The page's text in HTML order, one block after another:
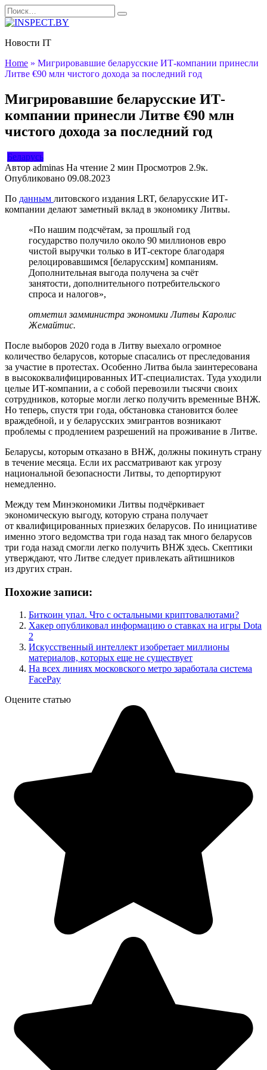
Перейти
к
Search
for:
Новости IT
Home » Мигрировавшие беларусские ИТ-компании принесли
Литве €90 млн чистого дохода за последний год
Мигрировавшие беларусские ИТ-
компании принесли Литве €90 млн
чистого дохода за последний год
Беларусь
Автор adminas На чтение 2 мин Просмотров 2.9к.
Опубликовано 09.08.2023
По данным литовского издания LRT, беларусские ИТ-
компании делают заметный вклад в экономику Литвы.
«По нашим подсчётам, за прошлый год
государство получило около 90 миллионов евро
чистой выручки только в ИТ-секторе благодаря
релоцировавшимся [беларусским] компаниям.
Дополнительная выгода получена за счёт
занятости, дополнительного потребительского
спроса и налогов»,
отметил замминистра экономики Литвы Каролис
Жемайтис.
После выборов 2020 года в Литву выехало огромное
количество беларусов, которые спасались от преследования
за участие в протестах. Особенно Литва была заинтересована
в высококвалифицированных ИТ-специалистах. Туда уходили
целые ИТ-компании, а с собой перевозили тысячи своих
сотрудников, которые могли легко получить временные ВНЖ.
Но теперь, спустя три года, обстановка становится более
враждебной, и у беларусских эмигрантов возникают
проблемы с продлением разрешений на проживание в Литве.
Беларусы, которым отказано в ВНЖ, должны покинуть страну
в течение месяца. Если их рассматривают как угрозу
национальной безопасности Литвы, то депортируют
немедленно.
Между тем Минэкономики Литвы подчёркивает
экономическую выгоду, которую страна получает
от квалифицированных приезжих беларусов. По инициативе
именно этого ведомства три года назад так много беларусов
три года назад смогли легко получить ВНЖ здесь. Скептики
утверждают, что Литве следует привлекать айтишников
из других стран.
Похожие записи:
Биткоин упал. Что с остальными криптовалютами?
Хакер опубликовал информацию о ставках на игры Dota
2
Искусственный интеллект изобретает миллионы
материалов, которых еще не существует
На всех линиях московского метро заработала система
FacePay
Оцените статью